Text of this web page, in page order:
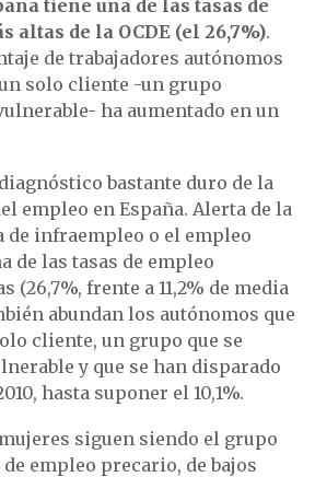
tiene una de las tasas de
altas de la OCDE (el 26,7%).
de trabajadores autónomos
solo cliente -un grupo
ha aumentado en un
bastante duro de la
empleo en España. Alerta de la
de infraempleo o el empleo
de las tasas de empleo
(26,7%, frente a 11,2% de media
abundan los autónomos que
cliente, un grupo que se
y que se han disparado
hasta suponer el 10,1%.
siguen siendo el grupo
empleo precario, de bajos